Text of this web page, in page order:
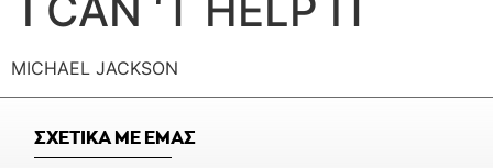
MICHAEL JACKSON
ΣΧΕΤΙΚΑ ΜΕ ΕΜΑΣ